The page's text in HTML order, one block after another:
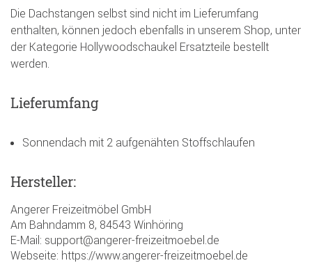
Die Dachstangen selbst sind nicht im Lieferumfang
enthalten, können jedoch ebenfalls in unserem Shop, unter
der Kategorie Hollywoodschaukel Ersatzteile bestellt
werden.
Lieferumfang
Sonnendach mit 2 aufgenähten Stoffschlaufen
Hersteller:
Angerer Freizeitmöbel GmbH
Am Bahndamm 8, 84543 Winhöring
E-Mail: support@angerer-freizeitmoebel.de
Webseite: https://www.angerer-freizeitmoebel.de